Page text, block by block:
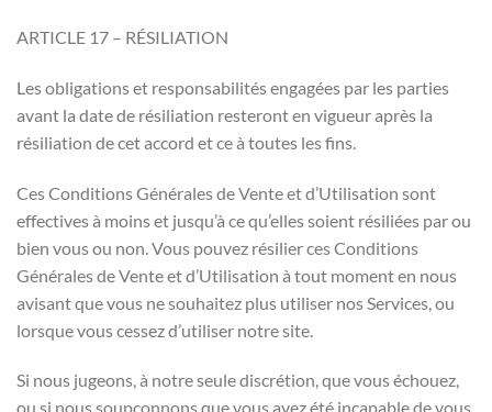
ARTICLE 17 – RÉSILIATION
Les obligations et responsabilités engagées par les parties
avant la date de résiliation resteront en vigueur après la
résiliation de cet accord et ce à toutes les fins.
Ces Conditions Générales de Vente et d’Utilisation sont
effectives à moins et jusqu’à ce qu’elles soient résiliées par ou
bien vous ou non. Vous pouvez résilier ces Conditions
Générales de Vente et d’Utilisation à tout moment en nous
avisant que vous ne souhaitez plus utiliser nos Services, ou
lorsque vous cessez d’utiliser notre site.
Si nous jugeons, à notre seule discrétion, que vous échouez,
ou si nous soupçonnons que vous avez été incapable de vous